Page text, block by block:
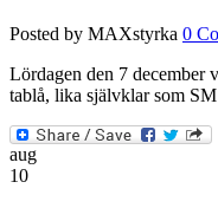
Posted by MAXstyrka 0
Lördagen den 7 december
tablå, lika självklar som
aug
10